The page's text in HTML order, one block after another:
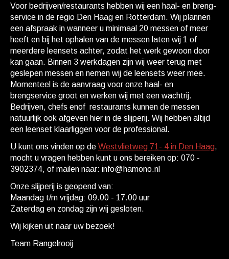
Voor bedrijven/restaurants hebben wij een haal- en breng-
service in de regio Den Haag en Rotterdam. Wij plannen
een afspraak in wanneer u minimaal 20 messen of meer
heeft en bij het ophalen van de messen laten wij 1 of
meerdere leensets achter, zodat het werk gewoon door
kan gaan. Binnen 3 werkdagen zijn wij weer terug met
geslepen messen en nemen wij de leensets weer mee.
Momenteel is de aanvraag voor onze haal- en
brengservice groot en werken wij met een wachtrij.
Bedrijven, chefs enof restaurants kunnen de messen
natuurlijk ook afgeven hier in de slijperij. Wij hebben altijd
een leenset klaarliggen voor de professional.
U kunt ons vinden op de Westvlietweg 71- 4 in Den Haag,
mocht u vragen hebben kunt u ons bereiken op: 070 -
3902374, of mailen naar: info@hamono.nl
Onze slijperij is geopend van:
Maandag t/m vrijdag: 09.00 - 17.00 uur
Zaterdag en zondag zijn wij gesloten.
Wij kijken uit naar uw bezoek!
Team Rangelrooij